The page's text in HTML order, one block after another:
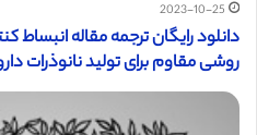
2023-10-25
دانلود رایگان ترجمه مقاله
روشی مقاوم برای تولید نانوذرات